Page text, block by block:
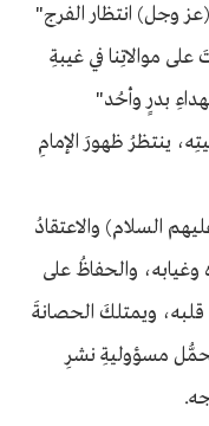
وجل) انتظار الفرج"
موالاتِنا في غيبةِ
بدرٍ وأحُد"
ينتظرُ ظهورَ الإمامِ
السلام) والاعتقادُ
والحفاظُ على
ويمتلكَ الحصانةَ
مسؤوليةِ نشرِ